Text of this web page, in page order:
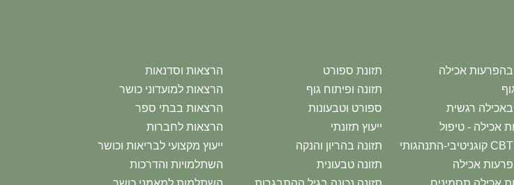
בהפרעות אכילה
באכילה רגשית
אכילה - טיפול
אכילה
תזונת ספורט
תזונה ופיתוח גוף
ספורט וטבעונות
ייעוץ תזונתי
תזונה בהריון והנקה
תזונה טבעונית
הרצאות וסדנאות
הרצאות למועדוני כושר
הרצאות בבתי ספר
הרצאות לחברות
ייעוץ מקצועי לבריאות וכושר
השתלמויות והדרכות